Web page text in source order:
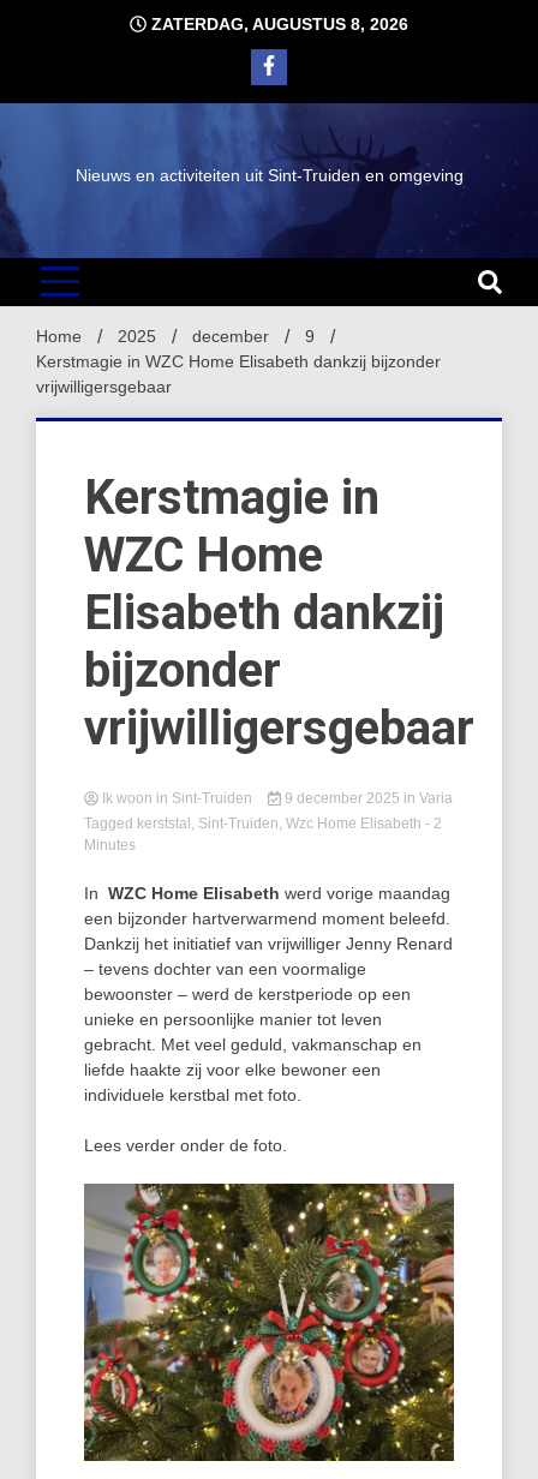
ZATERDAG, AUGUSTUS 8, 2026
Nieuws en activiteiten uit Sint-Truiden en omgeving
Home 2025 december
9
Kerstmagie in WZC Home Elisabeth dankzij bijzonder
vrijwilligersgebaar
Kerstmagie in
WZC Home
Elisabeth dankzij
bijzonder
vrijwilligersgebaar
Ik woon in Sint-Truiden 9 december 2025 in Varia
Tagged kerststal , Sint-Truiden, Wzc Home Elisabeth - 2
Minutes
In WZC Home Elisabeth werd vorige maandag
een bijzonder hartverwarmend moment beleefd.
Dankzij het initiatief van vrijwilliger Jenny Renard
– tevens dochter van een voormalige
bewoonster – werd de kerstperiode op een
unieke en persoonlijke manier tot leven
gebracht. Met veel geduld, vakmanschap en
liefde haakte zij voor elke bewoner een
individuele kerstbal met foto.
Lees verder onder de foto.